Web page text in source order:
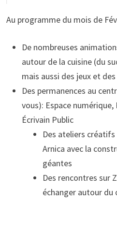
Au programme du mois de
De nombreuses
autour de la cuisine (du
mais aussi des jeux et
Des permanences au
vous): Espace
Écrivain Public
Des ateliers
Arnica avec la
géantes
Des rencontres sur
échanger autour du